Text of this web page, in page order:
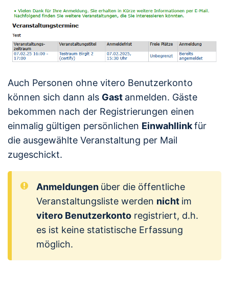
Auch Personen ohne vitero Benutzerkonto
können sich dann als Gast anmelden. Gäste
bekommen nach der Registrierungen einen
einmalig gültigen persönlichen Einwahllinkfür
die ausgewählte Veranstaltung per Mail
zugeschickt.
Anmeldungen über die öffentliche
Veranstaltungsliste werden nicht im
vitero Benutzerkonto registriert, d.h.
es ist keine statistische Erfassung
möglich.